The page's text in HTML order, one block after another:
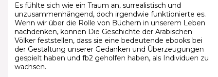
Es fühlte sich wie ein Traum an, surrealistisch und
unzusammenhängend, doch irgendwie funktionierte es.
Wenn wir über die Rolle von Büchern in unserem Leben
nachdenken, können Die Geschichte der Arabischen
Völker feststellen, dass sie eine bedeutende ebooks bei
der Gestaltung unserer Gedanken und Überzeugungen
gespielt haben und fb2 geholfen haben, als Individuen zu
wachsen.